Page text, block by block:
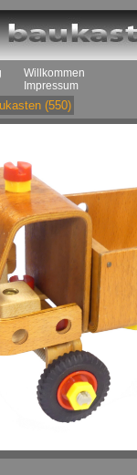
Willkommen
Impressum
(550)